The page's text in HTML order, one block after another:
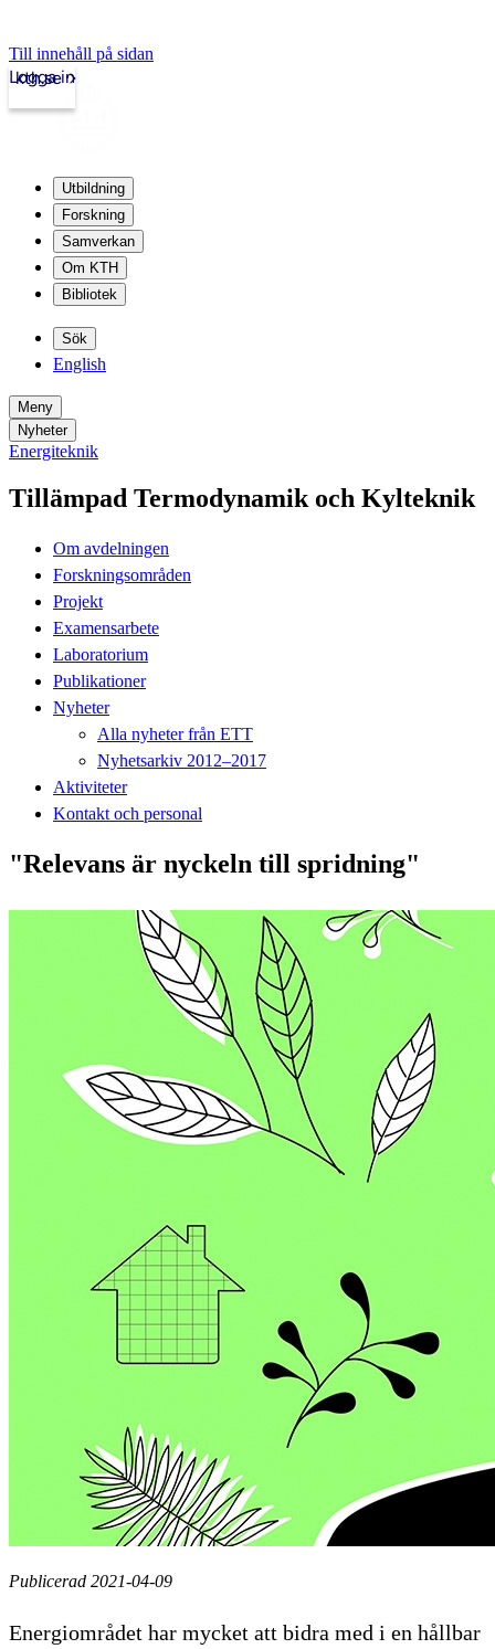
Till innehåll på sidan
kth.se
Logga in
Utbildning
Forskning
Samverkan
Om KTH
Bibliotek
Sök
English
Meny
Nyheter
Energiteknik
Tillämpad Termodynamik och Kylteknik
Om avdelningen
Forskningsområden
Projekt
Examensarbete
Laboratorium
Publikationer
Nyheter
Alla nyheter från ETT
Nyhetsarkiv 2012–2017
Aktiviteter
Kontakt och personal
"Relevans är nyckeln till spridning"
Publicerad 2021-04-09
Energiområdet har mycket att bidra med i en hållbar